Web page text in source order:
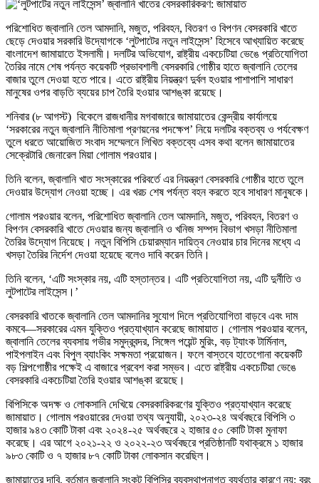
পরিশোধিত জ্বালানি তেল আমদানি, মজুত, পরিবহন, বিতরণ ও বিপণন বেসরকারি খাতে
ছেড়ে দেওয়ার সরকারি উদ্যোগকে ‘লুটপাটের নতুন লাইসেন্স’ হিসেবে আখ্যায়িত করেছে
বাংলাদেশ জামায়াতে ইসলামী। দলটির অভিযোগ, রাষ্ট্রীয় একচেটিয়া ভেঙে প্রতিযোগিতা
তৈরির নামে শেষ পর্যন্ত কয়েকটি প্রভাবশালী বেসরকারি গোষ্ঠীর হাতে জ্বালানি তেলের
বাজার তুলে দেওয়া হতে পারে। এতে রাষ্ট্রীয় নিয়ন্ত্রণ দুর্বল হওয়ার পাশাপাশি সাধারণ
মানুষের ওপর বাড়তি ব্যয়ের চাপ তৈরি হওয়ার আশঙ্কা রয়েছে।
শনিবার (৮ আগস্ট) বিকেলে রাজধানীর মগবাজারে জামায়াতের কেন্দ্রীয় কার্যালয়ে
‘সরকারের নতুন জ্বালানি নীতিমালা প্রণয়নের পদক্ষেপ’ নিয়ে দলটির বক্তব্য ও পর্যবেক্ষণ
তুলে ধরতে আয়োজিত সংবাদ সম্মেলনে লিখিত বক্তব্যে এসব কথা বলেন জামায়াতের
সেক্রেটারি জেনারেল মিয়া গোলাম পরওয়ার।
তিনি বলেন, জ্বালানি খাত সংস্কারের পরিবর্তে এর নিয়ন্ত্রণ বেসরকারি গোষ্ঠীর হাতে তুলে
দেওয়ার উদ্যোগ নেওয়া হচ্ছে। এর খরচ শেষ পর্যন্ত বহন করতে হবে সাধারণ মানুষকে।
গোলাম পরওয়ার বলেন, পরিশোধিত জ্বালানি তেল আমদানি, মজুত, পরিবহন, বিতরণ ও
বিপণন বেসরকারি খাতে দেওয়ার জন্য জ্বালানি ও খনিজ সম্পদ বিভাগ খসড়া নীতিমালা
তৈরির উদ্যোগ নিয়েছে। নতুন বিপিসি চেয়ারম্যান দায়িত্ব নেওয়ার চার দিনের মধ্যে এ
খসড়া তৈরির নির্দেশ দেওয়া হয়েছে বলেও দাবি করেন তিনি।
তিনি বলেন, ‘এটি সংস্কার নয়, এটি হস্তান্তর। এটি প্রতিযোগিতা নয়, এটি দুর্নীতি ও
লুটপাটের লাইসেন্স।’
বেসরকারি খাতকে জ্বালানি তেল আমদানির সুযোগ দিলে প্রতিযোগিতা বাড়বে এবং দাম
কমবে—সরকারের এমন যুক্তিও প্রত্যাখ্যান করেছে জামায়াত। গোলাম পরওয়ার বলেন,
জ্বালানি তেলের ব্যবসায় গভীর সমুদ্রবন্দর, সিঙ্গেল পয়েন্ট মুরিং, বড় ট্যাংক টার্মিনাল,
পাইপলাইন এবং বিপুল ব্যাংকিং সক্ষমতা প্রয়োজন। ফলে বাস্তবে হাতেগোনা কয়েকটি
বড় শিল্পগোষ্ঠীর পক্ষেই এ বাজারে প্রবেশ করা সম্ভব। এতে রাষ্ট্রীয় একচেটিয়া ভেঙে
বেসরকারি একচেটিয়া তৈরি হওয়ার আশঙ্কা রয়েছে।
বিপিসিকে অদক্ষ ও লোকসানি দেখিয়ে বেসরকারিকরণের যুক্তিও প্রত্যাখ্যান করেছে
জামায়াত। গোলাম পরওয়ারের দেওয়া তথ্য অনুযায়ী, ২০২৩-২৪ অর্থবছরে বিপিসি ৩
হাজার ৯৪৩ কোটি টাকা এবং ২০২৪-২৫ অর্থবছরে ২ হাজার ৫০ কোটি টাকা মুনাফা
করেছে। এর আগে ২০২১-২২ ও ২০২২-২৩ অর্থবছরে প্রতিষ্ঠানটি যথাক্রমে ১ হাজার
৯৮৩ কোটি ও ৭ হাজার ৮৭ কোটি টাকা লোকসান করেছিল।
জামায়াতের দাবি, বর্তমান জ্বালানি সংকট বিপিসির ব্যবস্থাপনাগত ব্যর্থতার কারণে নয়; বরং